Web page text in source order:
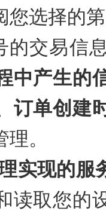
您选择的
的交易信
中产生的
订单创建
。
实现的服
读取您的